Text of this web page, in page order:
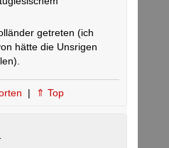
getreten (ich
hätte die Unsrigen
| ⇑ Top